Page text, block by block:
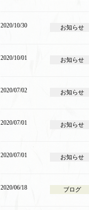
2020/10/30 お知らせ
2020/10/01 お知らせ
2020/07/02 お知らせ
2020/07/01 お知らせ
2020/07/01 お知らせ
2020/06/18 ブログ